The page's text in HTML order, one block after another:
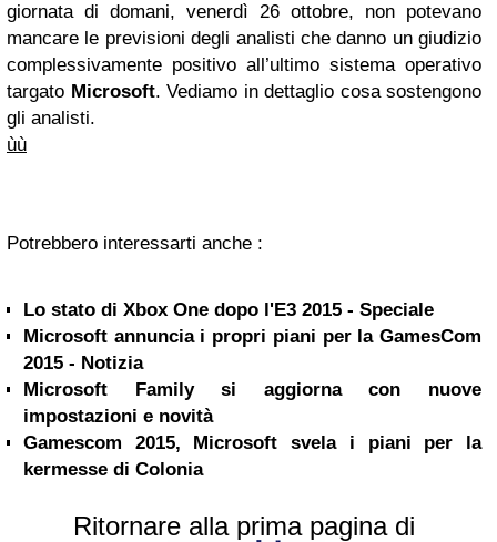
giornata di domani, venerdì 26 ottobre, non potevano
mancare le previsioni degli analisti che danno un giudizio
complessivamente positivo all’ultimo sistema operativo
targato Microsoft. Vediamo in dettaglio cosa sostengono
gli analisti.
ùù
Potrebbero interessarti anche :
Lo stato di Xbox One dopo l'E3 2015 - Speciale
Microsoft annuncia i propri piani per la GamesCom
2015 - Notizia
Microsoft Family si aggiorna con nuove
impostazioni e novità
Gamescom 2015, Microsoft svela i piani per la
kermesse di Colonia
Ritornare alla prima pagina di